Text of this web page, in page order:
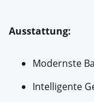
Ausstattung:
Modernste
Intelligente